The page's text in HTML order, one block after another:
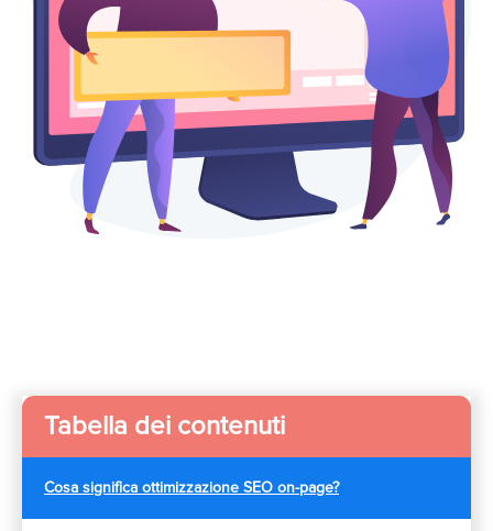
Tabella dei contenuti
Cosa significa ottimizzazione SEO on-page?